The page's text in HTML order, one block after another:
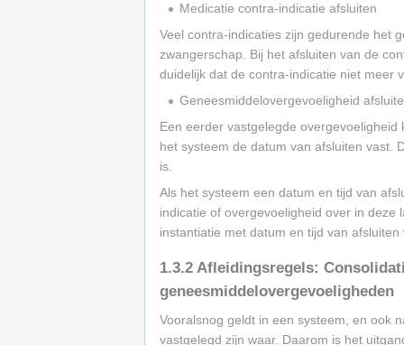
Medicatie contra-indicatie afsluiten
Veel contra-indicaties zijn gedurende het
zwangerschap. Bij het afsluiten van de
duidelijk dat de contra-indicatie niet meer
Geneesmiddelovergevoeligheid
Een eerder vastgelegde
het systeem de datum van afsluiten vast.
is.
Als het systeem een datum en tijd van
indicatie of overgevoeligheid over in deze
instantiatie met datum en tijd van
1.3.2 Afleidingsregels:
geneesmiddelovergevoeligheden
Vooralsnog geldt in een systeem, en ook
vastgelegd zijn waar. Daarom is het